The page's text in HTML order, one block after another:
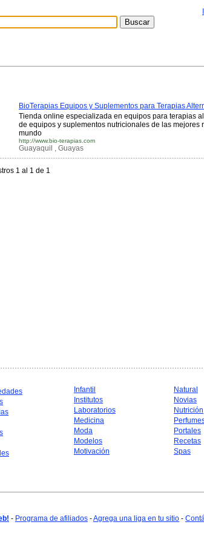
BioTerapias Equipos y Suplementos para Terapias
Tienda online especializada en equipos para terapias
de equipos y suplementos nutricionales de las mejores
mundo
http://www.bio-terapias.com
Guayaquil , Guayas
1 al 1 de 1
Infantil
Institutos
Laboratorios
Medicina
Moda
Modelos
Motivación
Natural
Novias
Nutrición
Portales
Recetas
Spas
- Programa de afiliados -Agrega una liga en tu sitio -